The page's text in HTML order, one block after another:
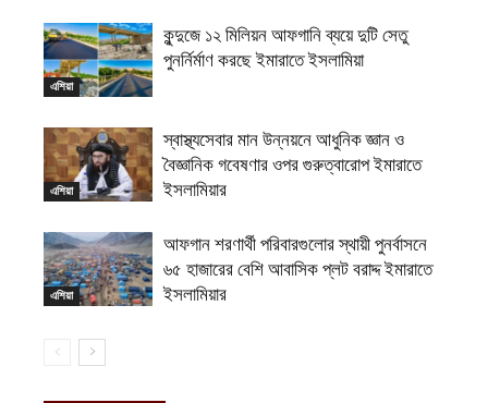
এশিয়া
কুন্দুজে ১২ মিলিয়ন আফগানি ব্যয়ে দুটি সেতু
পুনর্নির্মাণ করছে ইমারাতে ইসলামিয়া
এশিয়া
স্বাস্থ্যসেবার মান উন্নয়নে আধুনিক জ্ঞান ও
বৈজ্ঞানিক গবেষণার ওপর গুরুত্বারোপ ইমারাতে
ইসলামিয়ার
এশিয়া
আফগান শরণার্থী পরিবারগুলোর স্থায়ী পুনর্বাসনে
৬৫ হাজারের বেশি আবাসিক প্লট বরাদ্দ ইমারাতে
ইসলামিয়ার